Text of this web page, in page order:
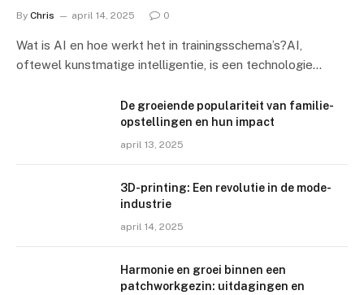
By Chris april 14, 2025 0
Wat is AI en hoe werkt het in trainingsschema’s?AI,
oftewel kunstmatige intelligentie, is een technologie…
De groeiende populariteit van familie-
opstellingen en hun impact
april 13, 2025
3D-printing: Een revolutie in de mode-
industrie
april 14, 2025
Harmonie en groei binnen een
patchworkgezin: uitdagingen en